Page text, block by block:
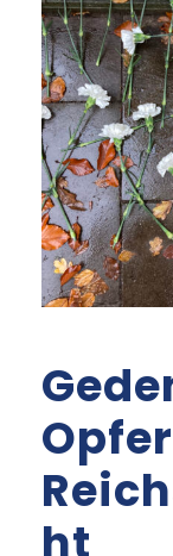
ht